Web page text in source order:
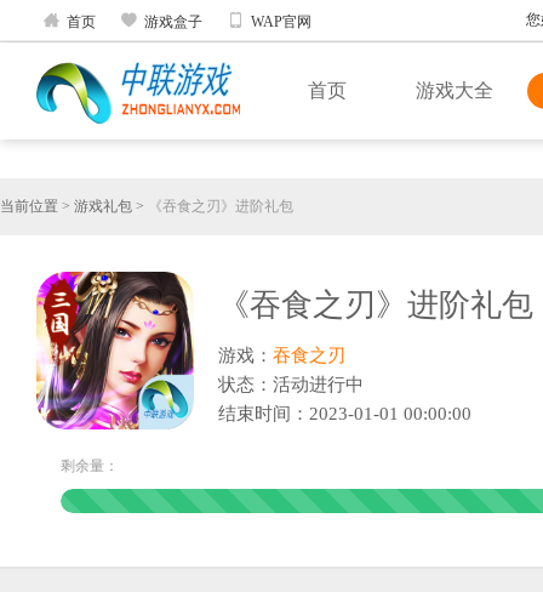
 首页  游戏盒子  WAP官网
首页 游戏大全
当前位置 > 游戏礼包 > 《吞食之刃》进阶礼包
《吞食之刃》进阶礼包
游戏： 吞食之刃
状态：活动进行中
结束时间：2023-01-01 00:00:00
剩余量：